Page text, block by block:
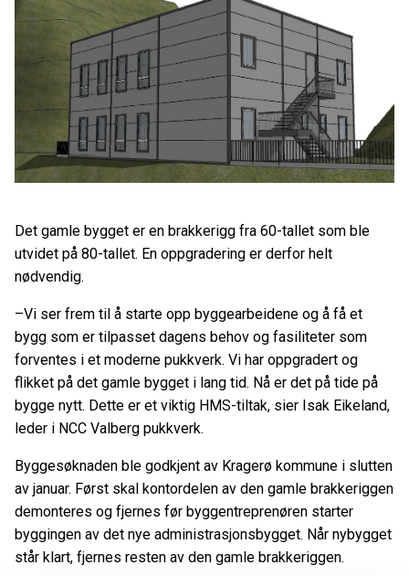
Det gamle bygget er en brakkerigg fra 60-tallet som ble
utvidet på 80-tallet. En oppgradering er derfor helt
nødvendig.
–Vi ser frem til å starte opp byggearbeidene og å få et
bygg som er tilpasset dagens behov og fasiliteter som
forventes i et moderne pukkverk. Vi har oppgradert og
flikket på det gamle bygget i lang tid. Nå er det på tide på
bygge nytt. Dette er et viktig HMS-tiltak, sier Isak Eikeland,
leder i NCC Valberg pukkverk.
Byggesøknaden ble godkjent av Kragerø kommune i slutten
av januar. Først skal kontordelen av den gamle brakkeriggen
demonteres og fjernes før byggentreprenøren starter
byggingen av det nye administrasjonsbygget. Når nybygget
står klart, fjernes resten av den gamle brakkeriggen.